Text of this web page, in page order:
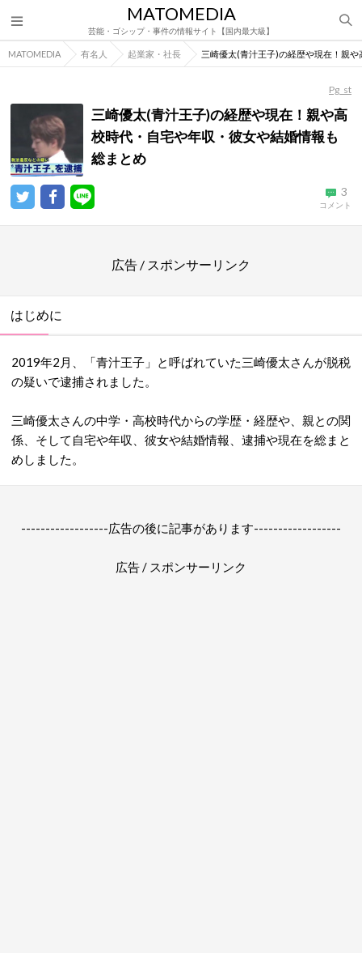
MATOMEDIA
芸能・ゴシップ・事件の情報サイト【国内最大級】
MATOMEDIA 有名人 起業家・社長 三崎優太(青汁王子)の経歴や現在！親
Pg_st
三崎優太(青汁王子)の経歴や現在！親や高
校時代・自宅や年収・彼女や結婚情報も
総まとめ
3
コメント
広告 / スポンサーリンク
はじめに
2019年2月、「青汁王子」と呼ばれていた三崎優太さんが脱税
の疑いで逮捕されました。
三崎優太さんの中学・高校時代からの学歴・経歴や、親との関
係、そして自宅や年収、彼女や結婚情報、逮捕や現在を総まと
めしました。
------------------広告の後に記事があります------------------
広告 / スポンサーリンク